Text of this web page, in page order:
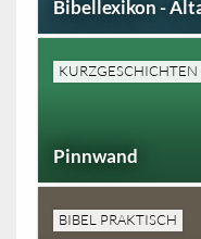
Bibellexikon -
Pinnwand
BIBEL PRAKTISCH